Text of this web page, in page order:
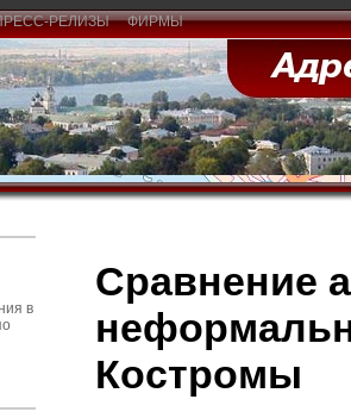
РЕЛИЗЫ ФИРМЫ
в
Сравнение
Костромы